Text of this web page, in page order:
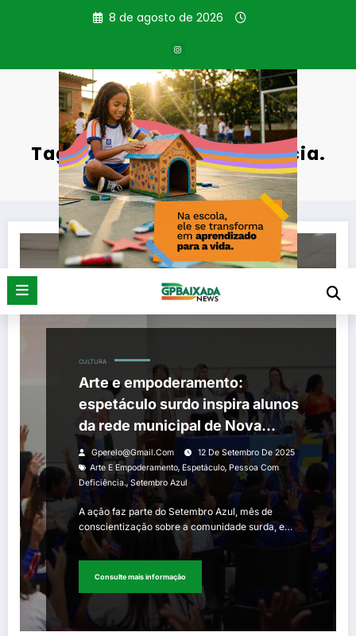
8 de agosto de 2026
Tag: Pessoa com Deficiência.
Página inicial Pessoa com Deficiência.
CULTURA
Arte e empoderamento:
espetáculo surdo inspira alunos
da rede municipal de Nova
Iguaçu
Gperelo@gmail.com
12 De Setembro De 2025
Arte E Empoderamento, Espetáculo, Pessoa Com
Deficiência., Setembro Azul
A ação faz parte do Setembro Azul, mês de
conscientização sobre a comunidade surda, e…
Consulte mais informação